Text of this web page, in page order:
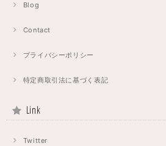
Blog
Contact
プライバシーポリシー
特定商取引法に基づく表記
Link
Twitter